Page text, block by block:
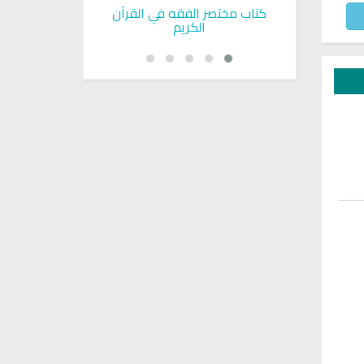
كتاب مختصر الفقه في القرآن
الكريم